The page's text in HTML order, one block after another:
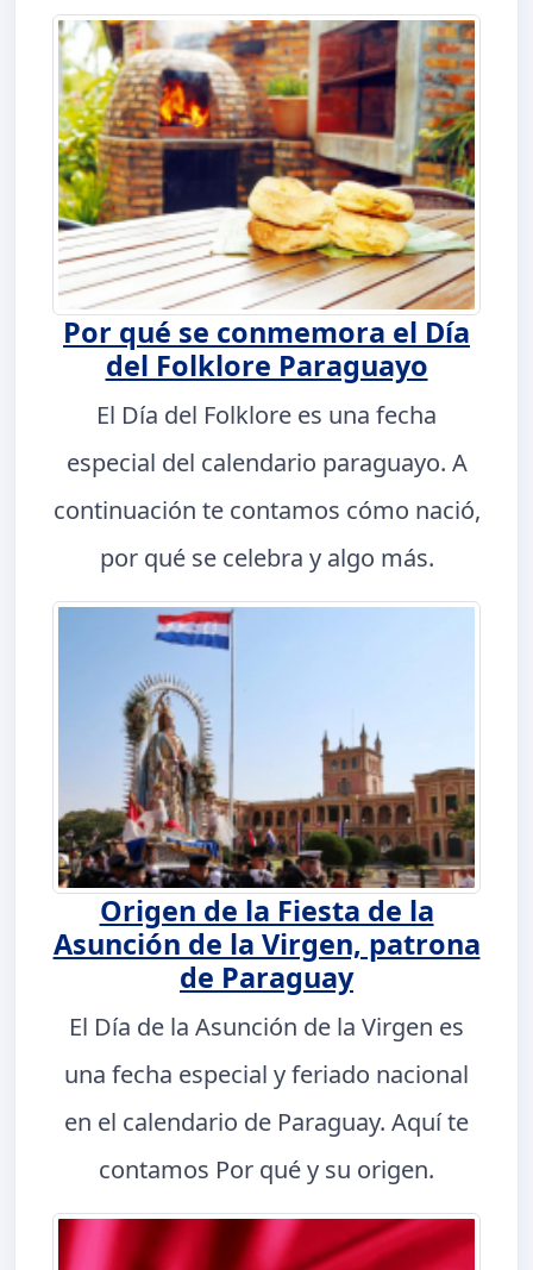
Por qué se conmemora el Día
del Folklore Paraguayo
El Día del Folklore es una fecha
especial del calendario paraguayo. A
continuación te contamos cómo nació,
por qué se celebra y algo más.
Origen de la Fiesta de la
Asunción de la Virgen, patrona
de Paraguay
El Día de la Asunción de la Virgen es
una fecha especial y feriado nacional
en el calendario de Paraguay. Aquí te
contamos Por qué y su origen.